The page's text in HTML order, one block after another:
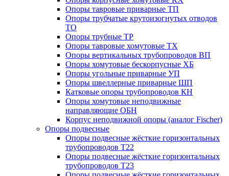
Опоры тавровые приварные ТП
Опоры трубчатые крутоизогнутых отводов
ТО
Опоры трубные ТР
Опоры тавровые хомутовые ТХ
Опоры вертикальных трубопроводов ВП
Опоры хомутовые бескорпусные ХБ
Опоры угольные приварные УП
Опоры швеллерные приварные ШП
Катковые опоры трубопроводов КН
Опоры хомутовые неподвижные
направляющие ОБН
Корпус неподвижной опоры (аналог Fischer)
Опоры подвесные
Опоры подвесные жёсткие горизонтальных
трубопроводов Т22
Опоры подвесные жёсткие горизонтальных
трубопроводов Т23